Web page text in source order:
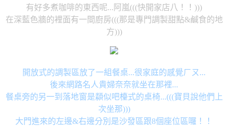
有好多煮咖啡的東西呢...阿嵐(((快開家店八！！)))
在深藍色牆的裡面有一間廚房(((那是專門調製甜點&鹹食的地
方)))
開放式的調製區放了一組餐桌...很家庭的感覺ㄏㄡ...
後來網路名人貴婦奈奈就坐在那裡...
餐桌旁的另一到落地窗是纇似吧檯式的桌椅...(((寶貝說他們上
次坐那)))
大門進來的左邊&右邊分別是沙發區跟8個座位區囉！！